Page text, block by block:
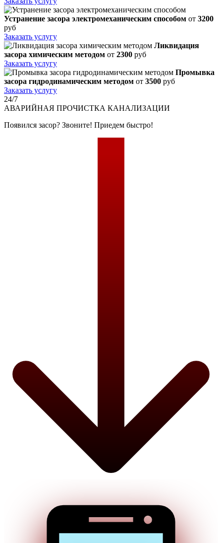
Устранение засора электромеханическим способом от 3200
руб
Заказать услугу
Ликвидация
засора химическим методом от 2300 руб
Заказать услугу
Промывка
засора гидродинамическим методом от 3500 руб
Заказать услугу
24/7
АВАРИЙНАЯ ПРОЧИСТКА КАНАЛИЗАЦИИ
Появился засор? Звоните! Приедем быстро!